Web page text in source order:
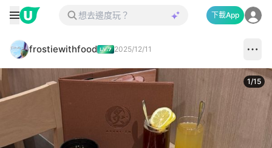
下載App
frostiewithfood 2025/12/11
1/15